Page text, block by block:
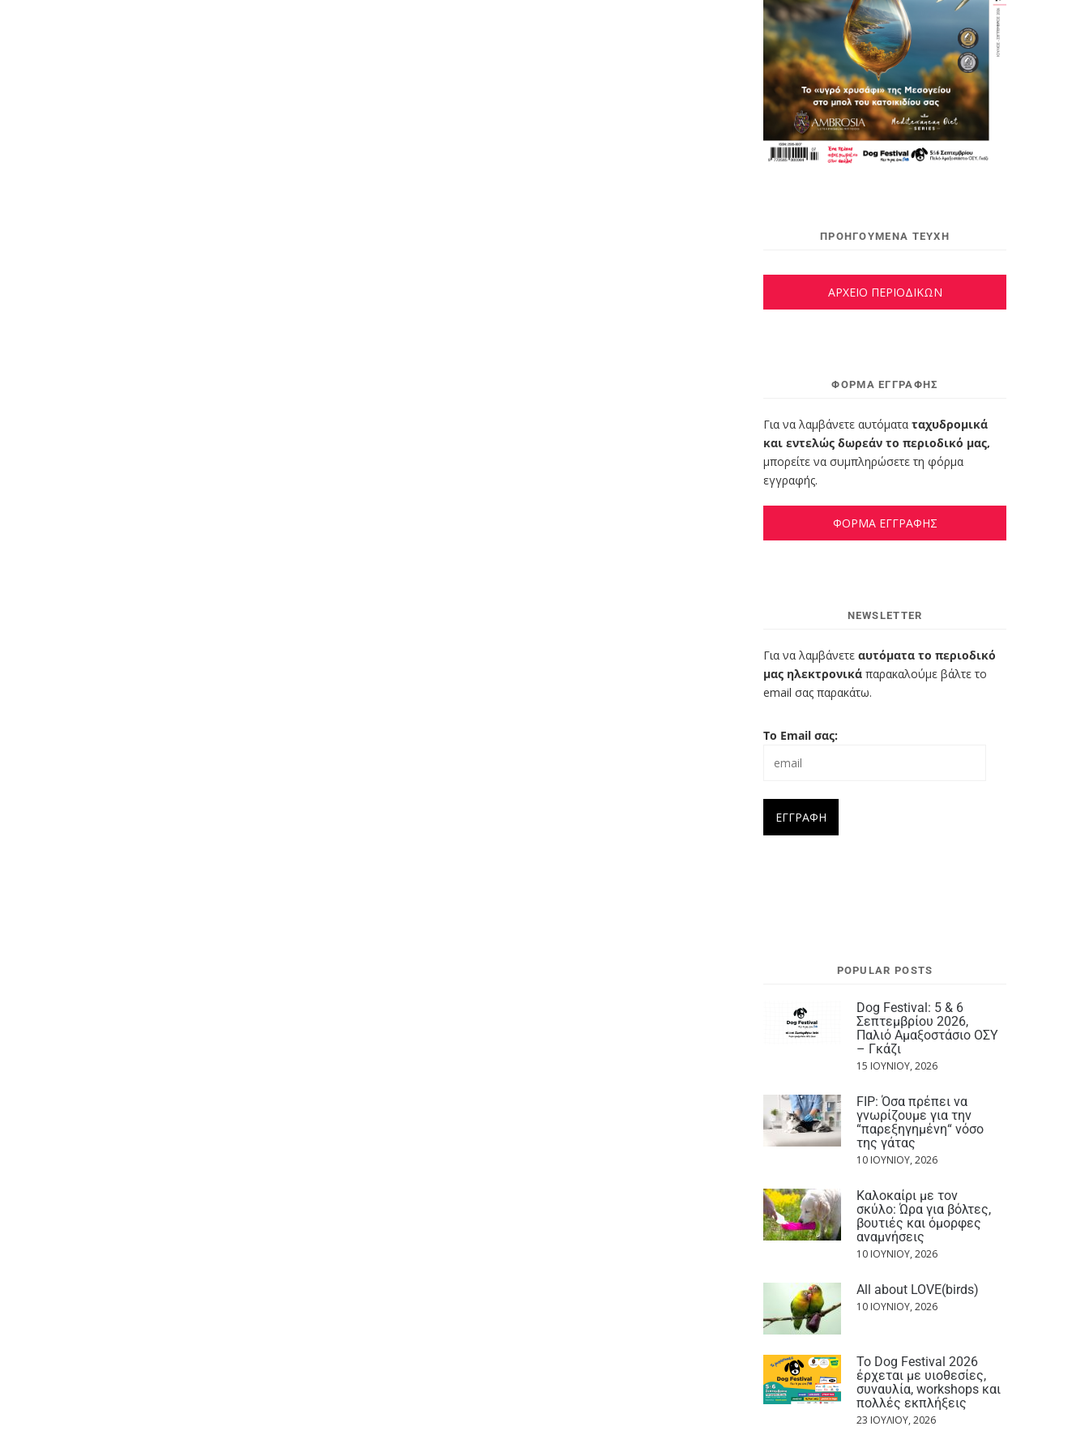
ΠΡΟΗΓΟΥΜΕΝΑ ΤΕΥΧΗ
ΑΡΧΕΙΟ ΠΕΡΙΟΔΙΚΩΝ
ΦΌΡΜΑ ΕΓΓΡΑΦΉΣ
Για να λαμβάνετε αυτόματα ταχυδρομικά
και εντελώς δωρεάν το περιοδικό μας,
μπορείτε να συμπληρώσετε τη φόρμα
εγγραφής.
ΦΟΡΜΑ ΕΓΓΡΑΦΗΣ
NEWSLETTER
Για να λαμβάνετε αυτόματα το περιοδικό
μας ηλεκτρονικά παρακαλούμε βάλτε το
email σας παρακάτω.
Το Email σας:
POPULAR POSTS
Dog Festival: 5 & 6
Σεπτεμβρίου 2026,
Παλιό Αμαξοστάσιο ΟΣΥ
– Γκάζι
15 ΙΟΥΝΊΟΥ, 2026
FIP: Όσα πρέπει να
γνωρίζουμε για την
“παρεξηγημένη“ νόσο
της γάτας
10 ΙΟΥΝΊΟΥ, 2026
Καλοκαίρι με τον
σκύλο: Ώρα για βόλτες,
βουτιές και όμορφες
αναμνήσεις
10 ΙΟΥΝΊΟΥ, 2026
All about LOVE(birds)
10 ΙΟΥΝΊΟΥ, 2026
Το Dog Festival 2026
έρχεται με υιοθεσίες,
συναυλία, workshops και
πολλές εκπλήξεις
23 ΙΟΥΛΊΟΥ, 2026